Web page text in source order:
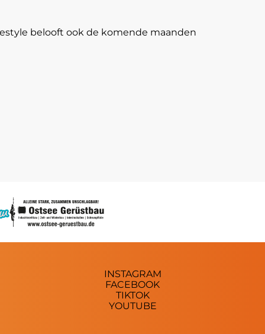
belooft ook de komende maanden
INSTAGRAM
FACEBOOK
TIKTOK
YOUTUBE